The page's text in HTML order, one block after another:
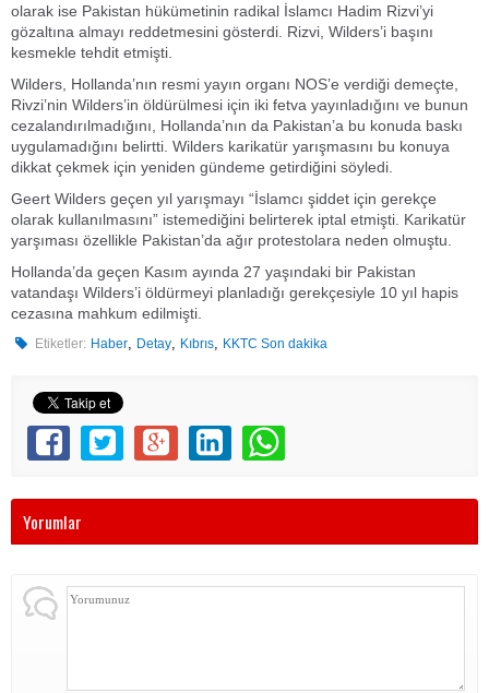
olarak ise Pakistan hükümetinin radikal İslamcı Hadim Rizvi’yi
gözaltına almayı reddetmesini gösterdi. Rizvi, Wilders’i başını
kesmekle tehdit etmişti.
Wilders, Hollanda’nın resmi yayın organı NOS’e verdiği demeçte,
Rivzi’nin Wilders’in öldürülmesi için iki fetva yayınladığını ve bunun
cezalandırılmadığını, Hollanda’nın da Pakistan’a bu konuda baskı
uygulamadığını belirtti. Wilders karikatür yarışmasını bu konuya
dikkat çekmek için yeniden gündeme getirdiğini söyledi.
Geert Wilders geçen yıl yarışmayı “İslamcı şiddet için gerekçe
olarak kullanılmasını” istemediğini belirterek iptal etmişti. Karikatür
yarşıması özellikle Pakistan’da ağır protestolara neden olmuştu.
Hollanda’da geçen Kasım ayında 27 yaşındaki bir Pakistan
vatandaşı Wilders’i öldürmeyi planladığı gerekçesiyle 10 yıl hapis
cezasına mahkum edilmişti.
Etiketler: Haber Detay Kıbrıs KKTC Son dakika
Yorumlar